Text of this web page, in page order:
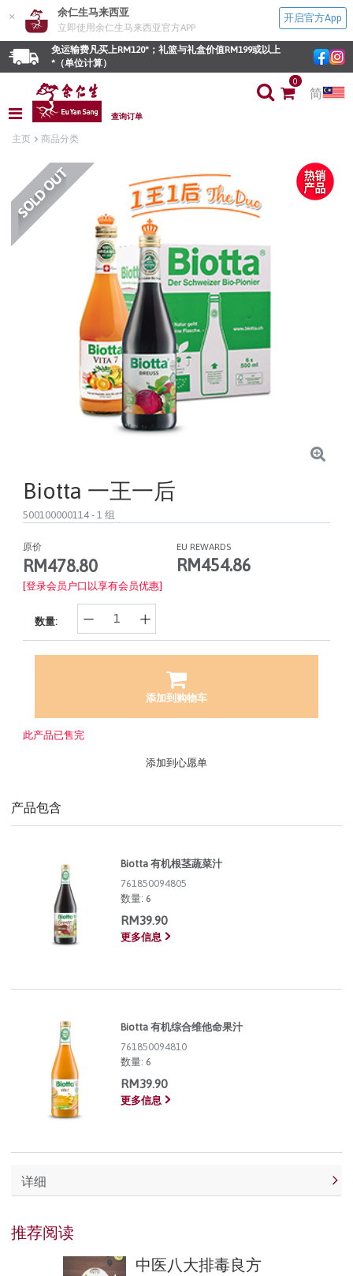
× 余仁生马来西亚
立即使用余仁生马来西亚官方APP
开启官方App
免运输费凡买上RM120*；礼篮与礼盒价值RM199或以上
*（单位计算）
查询订单
0
简
主页 商品分类
Biotta 一王一后
500100000114 - 1 组
原价
RM478.80
EU REWARDS
RM454.86
[登录会员户口以享有会员优惠]
数量:
添加到购物车
此产品已售完
添加到心愿单
产品包含
Biotta 有机根茎蔬菜汁
761850094805
数量: 6
RM39.90
更多信息
Biotta 有机综合维他命果汁
761850094810
数量: 6
RM39.90
更多信息
详细
推荐阅读
中医八大排毒良方